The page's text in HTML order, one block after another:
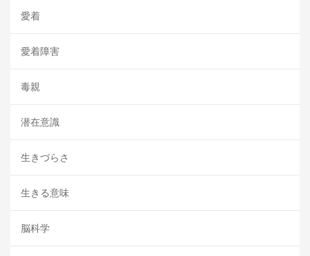
愛着
愛着障害
毒親
潜在意識
生きづらさ
生きる意味
脳科学